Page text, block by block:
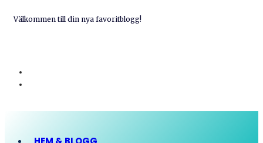
Välkommen till din nya favoritblogg!